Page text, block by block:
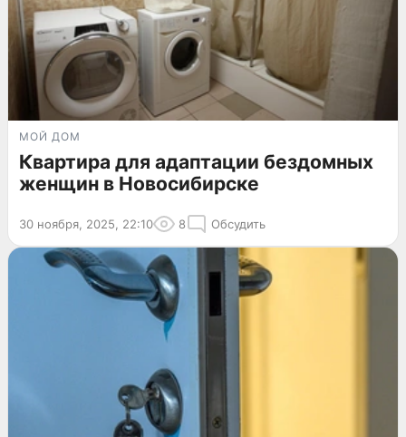
МОЙ ДОМ
Квартира для адаптации бездомных
женщин в Новосибирске
30 ноября, 2025, 22:10 8 Обсудить